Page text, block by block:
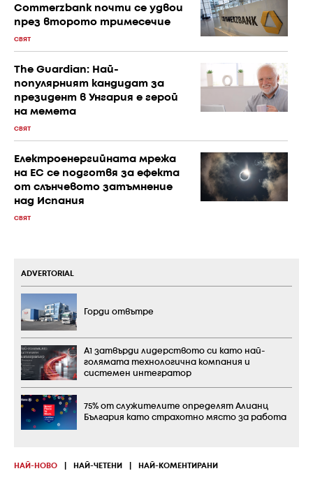
Commerzbank почти се удвои
през второто тримесечие
СВЯТ
The Guardian: Най-
популярният кандидат за
президент в Унгария е герой
на мемета
СВЯТ
Електроенергийната мрежа
на ЕС се подготвя за ефекта
от слънчевото затъмнение
над Испания
СВЯТ
НАЙ-НОВО НАЙ-ЧЕТЕНИ НАЙ-КОМЕНТИРАНИ
ADVERTORIAL
Горди отвътре
А1 затвърди лидерството си като най-
голямата технологична компания и
системен интегратор
75% от служителите определят Алианц
България като страхотно място за работа